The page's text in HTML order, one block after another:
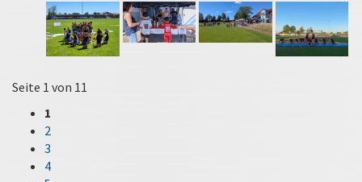
Seite 1 von 11
1
2
3
4